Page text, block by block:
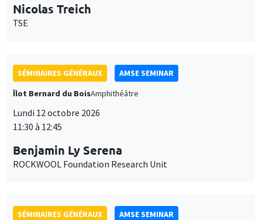
Nicolas Treich
TSE
SÉMINAIRES GÉNÉRAUX
AMSE SEMINAR
Îlot Bernard du BoisAmphithéâtre
Lundi 12 octobre 2026
11:30 à 12:45
Benjamin Ly Serena
ROCKWOOL Foundation Research Unit
SÉMINAIRES GÉNÉRAUX
AMSE SEMINAR